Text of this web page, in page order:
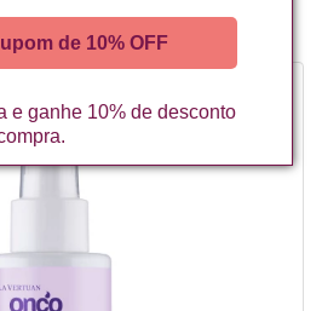
de 10% OFF
e ganhe 10% de desconto